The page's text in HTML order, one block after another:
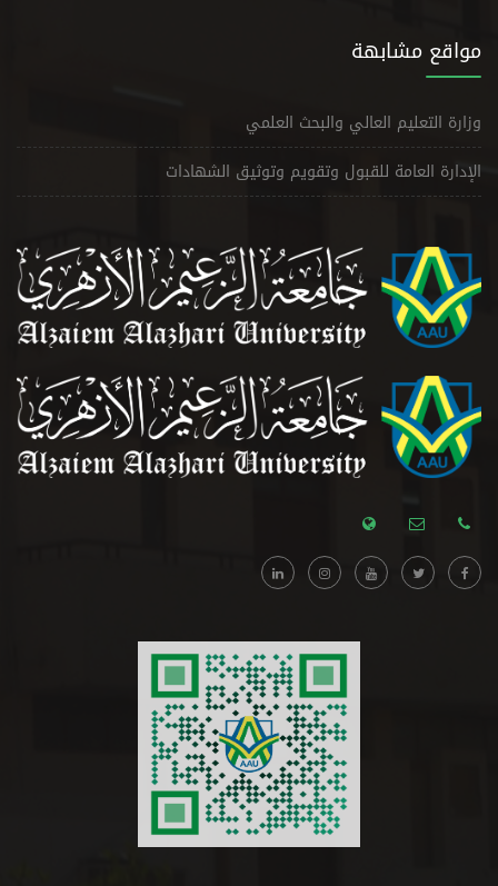
مواقع مشابهة
وزارة التعليم العالي والبحث العلمي
الإدارة العامة للقبول وتقويم وتوثيق الشهادات